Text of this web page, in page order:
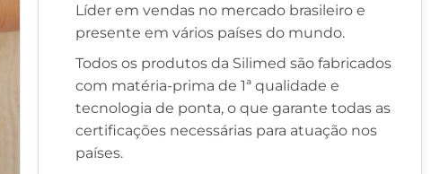
Líder em vendas no mercado brasileiro e
presente em vários países do mundo.
Todos os produtos da Silimed são fabricados
com matéria-prima de 1ª qualidade e
tecnologia de ponta, o que garante todas as
certificações necessárias para atuação nos
países.